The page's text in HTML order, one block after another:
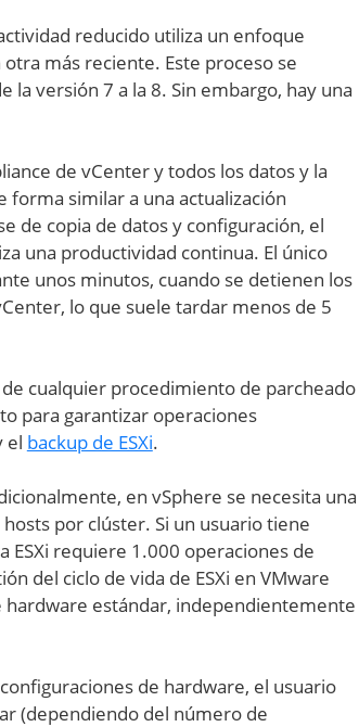
reducido utiliza un enfoque
más reciente. Este proceso se
versión 7 a la 8. Sin embargo, hay una
de vCenter y todos los datos y la
forma similar a una actualización
de copia de datos y configuración, el
una productividad continua. El único
unos minutos, cuando se detienen los
lo que suele tardar menos de 5
cualquier procedimiento de parcheado
para garantizar operaciones
el backup de ESXi.
en vSphere se necesita una
por clúster. Si un usuario tiene
ESXi requiere 1.000 operaciones de
del ciclo de vida de ESXi en VMware
hardware estándar, independientemente
de hardware, el usuario
(dependiendo del número de